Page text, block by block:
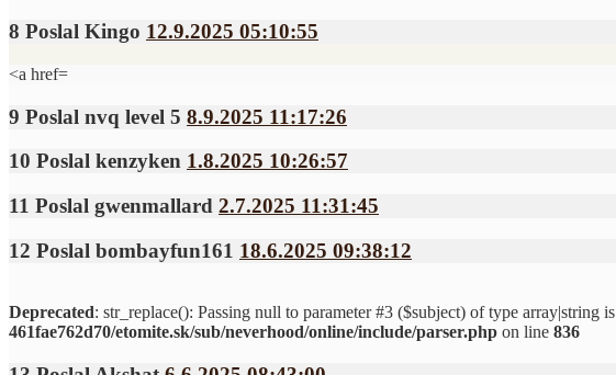
8 Poslal Kingo 12.9.2025 05:10:55
<a href=
9 Poslal nvq level 5 8.9.2025 11:17:26
10 Poslal kenzyken 1.8.2025 10:26:57
11 Poslal gwenmallard 2.7.2025 11:31:45
12 Poslal bombayfun161 18.6.2025 09:38:12
Deprecated: str_replace(): Passing null to parameter #3 ($subject) of type array|string
461fae762d70/etomite.sk/sub/neverhood/online/include/parser.php on line 836